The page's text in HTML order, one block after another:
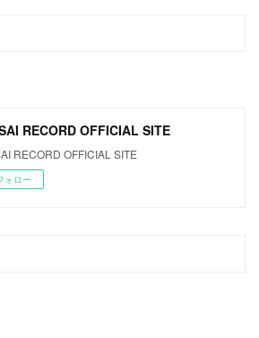
RECORD OFFICIAL SITE
RECORD OFFICIAL SITE
ォロー